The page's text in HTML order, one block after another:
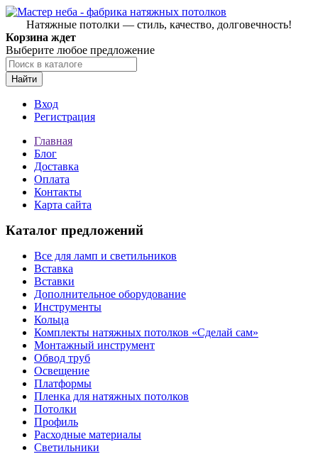
Натяжные потолки — стиль, качество, долговечность!
Корзина ждет
Выберите любое предложение
Найти
Вход
Регистрация
Главная
Блог
Доставка
Оплата
Контакты
Карта сайта
Каталог предложений
Все для ламп и светильников
Вставка
Вставки
Дополнительное оборудование
Инструменты
Кольца
Комплекты натяжных потолков «Сделай сам»
Монтажный инструмент
Обвод труб
Освещение
Платформы
Пленка для натяжных потолков
Потолки
Профиль
Расходные материалы
Светильники